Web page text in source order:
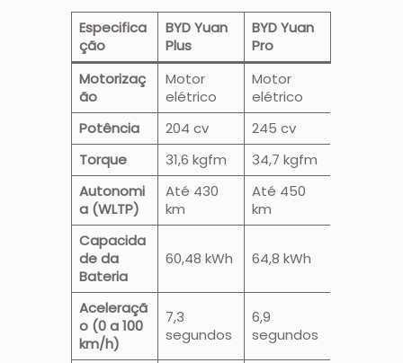
Especifica
ção
BYD Yuan
Plus
BYD Yuan
Pro
Motorizaç
ão
Motor
elétrico
Motor
elétrico
Potência
204 cv
245 cv
Torque
31,6 kgfm
34,7 kgfm
Autonomi
a (WLTP)
Até 430
km
Até 450
km
Capacida
de da
Bateria
60,48 kWh 64,8 kWh
Aceleraçã
o (0 a 100
km/h)
7,3
segundos
6,9
segundos